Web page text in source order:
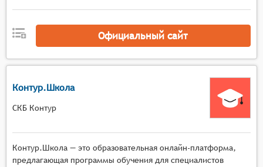
пользователя, предлагая персонализированные
учебные планы и рекомендации.
Поддержка социальных сетей и мессенджеров:
популярными социальными сетями и
мессенджерами для облегчения общения и
обмена информацией между участниками
образовательного процесса.
Геймификация обучения: Система может
использовать элементы геймификации, такие
Официальный сайт
Контур.Школа
СКБ Контур
Контур.Школа — это образовательная онлайн-платформа,
предлагающая программы обучения для специалистов